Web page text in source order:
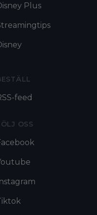
Plus
feed
OSS